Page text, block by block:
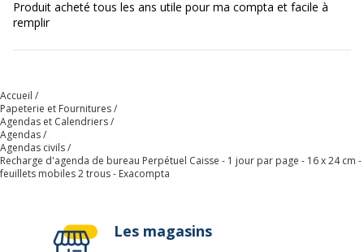
Référence produit
fabricant
Produit acheté tous les ans utile pour ma compta et facile à
remplir
Accueil
Papeterie et Fournitures
Agendas et Calendriers
Agendas
Agendas civils
Recharge d'agenda de bureau Perpétuel Caisse - 1 jour par page - 16 x 24 cm -
feuillets mobiles 2 trous - Exacompta
Les magasins